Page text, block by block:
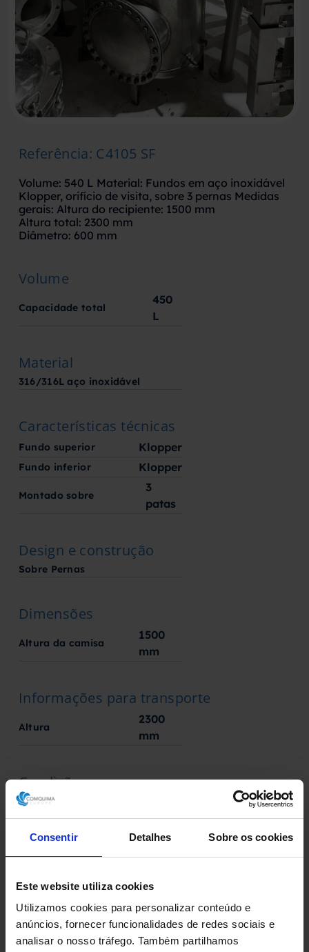
Consentir Detalhes Sobre os cookies
Este website utiliza cookies
Utilizamos cookies para personalizar conteúdo e
anúncios, fornecer funcionalidades de redes sociais e
analisar o nosso tráfego. Também partilhamos
Referência: C4105 SF
Volume: 540 L Material: Fundos em aço inoxidável
Klopper, orifício de visita, sobre 3 pernas Medidas
gerais: Altura do recipiente: 1500 mm
Altura total: 2300 mm
Diâmetro: 600 mm
Volume
Capacidade total
450
L
Material
316/316L aço inoxidável
Características técnicas
Fundo superior Klopper
Fundo inferior Klopper
Montado sobre
3
patas
Design e construção
Sobre Pernas
Dimensões
Altura da camisa
1500
mm
Informações para transporte
Altura
2300
mm
Condição
No estado
Fabricado por